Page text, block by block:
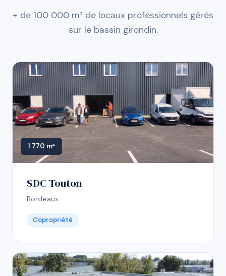
+ de 100 000 m² de locaux professionnels gérés
sur le bassin girondin.
1 770 m²
SDC Touton
Bordeaux
Copropriété